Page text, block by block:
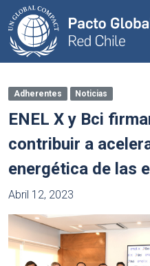
Adherentes Noticias
ENEL X y Bci
contribuir a
energética de las
Abril 12, 2023